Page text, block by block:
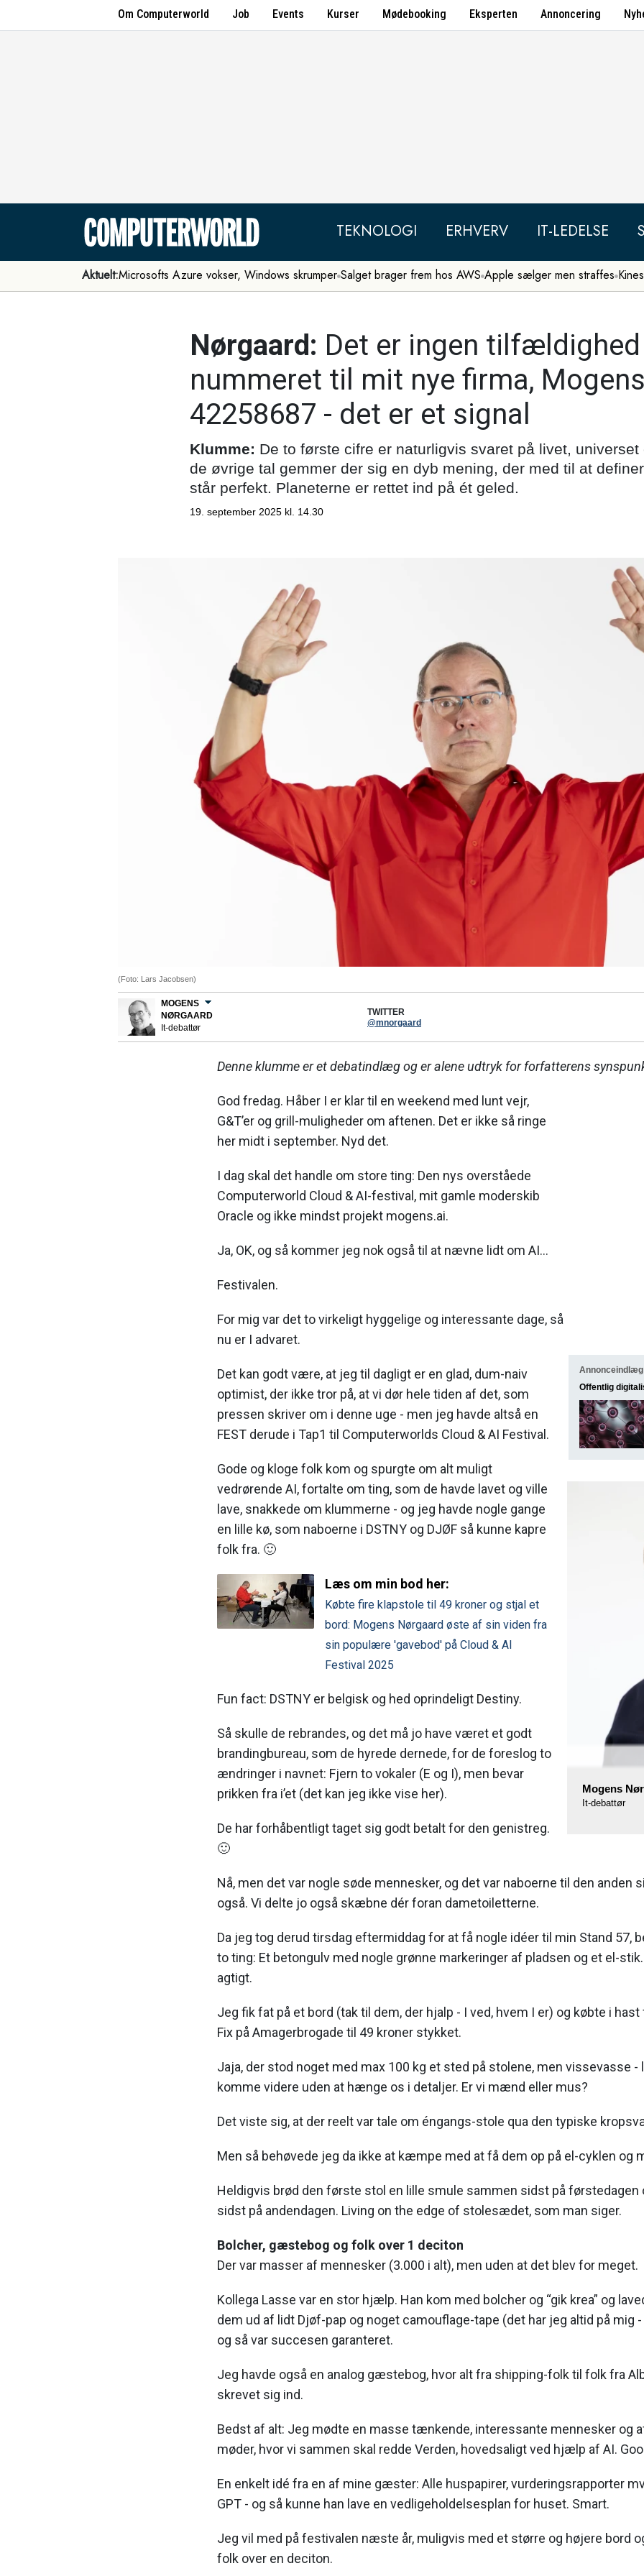
Om Computerworld Job Events Kurser Mødebooking Eksperten Annoncering
TEKNOLOGI ERHVERV IT-LEDELSE
Aktuelt:Microsofts Azure vokser, Windows skrumper Salget brager frem hos AWS Apple sælger men straffes
Nørgaard: Det er ingen tilfældighed
nummeret til mit nye firma,
42258687 - det er et signal
Klumme: De to første cifre er naturligvis svaret på livet,
de øvrige tal gemmer der sig en dyb mening, der med til at
står perfekt. Planeterne er rettet ind på ét geled.
19. september 2025 kl. 14.30
(Foto: Lars Jacobsen)
MOGENS
NØRGAARD
It-debattør
TWITTER
@mnorgaard
Offentlig
Mogens
It-debattør
Denne klumme er et debatindlæg og er alene udtryk for forfatterens
God fredag. Håber I er klar til en weekend med lunt vejr,
G&T’er og grill-muligheder om aftenen. Det er ikke så ringe
her midt i september. Nyd det.
I dag skal det handle om store ting: Den nys overståede
Computerworld Cloud & AI-festival, mit gamle moderskib
Oracle og ikke mindst projekt mogens.ai.
Ja, OK, og så kommer jeg nok også til at nævne lidt om AI…
Festivalen.
For mig var det to virkeligt hyggelige og interessante dage, så
nu er I advaret.
Det kan godt være, at jeg til dagligt er en glad, dum-naiv
optimist, der ikke tror på, at vi dør hele tiden af det, som
pressen skriver om i denne uge - men jeg havde altså en
FEST derude i Tap1 til Computerworlds Cloud & AI Festival.
Gode og kloge folk kom og spurgte om alt muligt
vedrørende AI, fortalte om ting, som de havde lavet og ville
lave, snakkede om klummerne - og jeg havde nogle gange
en lille kø, som naboerne i DSTNY og DJØF så kunne kapre
folk fra. 🙂
Læs om min bod her:
Købte fire klapstole til 49 kroner og stjal et
bord: Mogens Nørgaard øste af sin viden fra
sin populære 'gavebod' på Cloud & AI
Festival 2025
Fun fact: DSTNY er belgisk og hed oprindeligt Destiny.
Så skulle de rebrandes, og det må jo have været et godt
brandingbureau, som de hyrede dernede, for de foreslog to
ændringer i navnet: Fjern to vokaler (E og I), men bevar
prikken fra i’et (det kan jeg ikke vise her).
De har forhåbentligt taget sig godt betalt for den genistreg.
🙂
Nå, men det var nogle søde mennesker, og det var naboerne til den anden
også. Vi delte jo også skæbne dér foran dametoiletterne.
Da jeg tog derud tirsdag eftermiddag for at få nogle idéer til min Stand 57,
to ting: Et betongulv med nogle grønne markeringer af pladsen og et el-
agtigt.
Jeg fik fat på et bord (tak til dem, der hjalp - I ved, hvem I er) og købte i
Fix på Amagerbrogade til 49 kroner stykket.
Jaja, der stod noget med max 100 kg et sted på stolene, men vissevasse -
komme videre uden at hænge os i detaljer. Er vi mænd eller mus?
Det viste sig, at der reelt var tale om éngangs-stole qua den typiske
Men så behøvede jeg da ikke at kæmpe med at få dem op på el-cyklen og
Heldigvis brød den første stol en lille smule sammen sidst på
sidst på andendagen. Living on the edge of stolesædet, som man siger.
Bolcher, gæstebog og folk over 1 deciton
Der var masser af mennesker (3.000 i alt), men uden at det blev for meget.
Kollega Lasse var en stor hjælp. Han kom med bolcher og “gik krea” og
dem ud af lidt Djøf-pap og noget camouflage-tape (det har jeg altid på mig
og så var succesen garanteret.
Jeg havde også en analog gæstebog, hvor alt fra shipping-folk til folk fra
skrevet sig ind.
Bedst af alt: Jeg mødte en masse tænkende, interessante mennesker og
møder, hvor vi sammen skal redde Verden, hovedsaligt ved hjælp af AI.
En enkelt idé fra en af mine gæster: Alle huspapirer, vurderingsrapporter
GPT - og så kunne han lave en vedligeholdelsesplan for huset. Smart.
Jeg vil med på festivalen næste år, muligvis med et større og højere bord
folk over en deciton.